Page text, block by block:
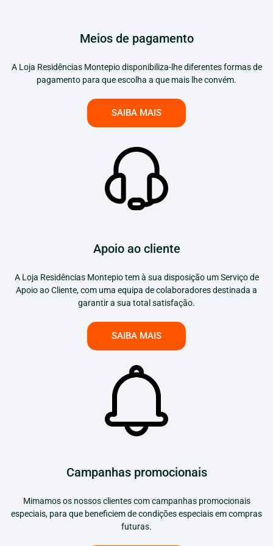
Meios de pagamento
A Loja Residências Montepio disponibiliza-lhe diferentes formas de
pagamento para que escolha a que mais lhe convém.
SAIBA MAIS
Apoio ao cliente
A Loja Residências Montepio tem à sua disposição um Serviço de
Apoio ao Cliente, com uma equipa de colaboradores destinada a
garantir a sua total satisfação.
SAIBA MAIS
Campanhas promocionais
Mimamos os nossos clientes com campanhas promocionais
especiais, para que beneficiem de condições especiais em compras
futuras.